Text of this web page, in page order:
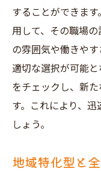
することができま
用して、その職場
の雰囲気や働きや
適切な選択が可能
をチェックし、新
す。これにより、
しょう。
地域特化型と